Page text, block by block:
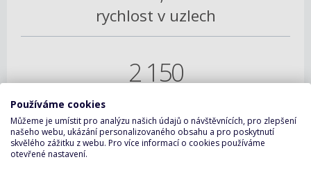
rychlost v uzlech
2 150
max. počet pasažérů
1 071
Používáme cookies
Můžeme je umístit pro analýzu našich údajů o návštěvnících, pro zlepšení
našeho webu, ukázání personalizovaného obsahu a pro poskytnutí
skvělého zážitku z webu. Pro více informací o cookies používáme
otevřené nastavení.